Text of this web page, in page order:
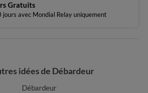
Gratuits
jours avec Mondial Relay uniquement
idées de Débardeur
Débardeur